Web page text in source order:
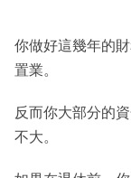
你做好這幾年的
置業。
反而你大部分的
不大。